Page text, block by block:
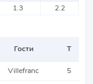
1.3 2.2
Гости Т
Villefranc 5